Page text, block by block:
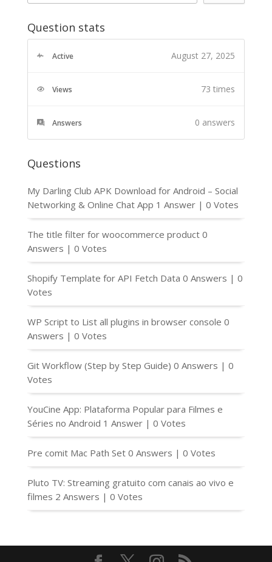
Question stats
Active August 27, 2025
Views 73 times
Answers 0 answers
Questions
My Darling Club APK Download for Android – Social
Networking & Online Chat App 1 Answer | 0 Votes
The title filter for woocommerce product 0
Answers | 0 Votes
Shopify Template for API Fetch Data 0 Answers | 0
Votes
WP Script to List all plugins in browser console 0
Answers | 0 Votes
Git Workflow (Step by Step Guide) 0 Answers | 0
Votes
YouCine App: Plataforma Popular para Filmes e
Séries no Android 1 Answer | 0 Votes
Pre comit Mac Path Set 0 Answers | 0 Votes
Pluto TV: Streaming gratuito com canais ao vivo e
filmes 2 Answers | 0 Votes